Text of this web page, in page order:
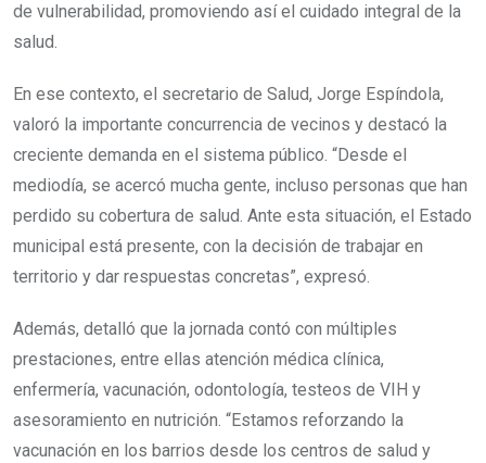
de vulnerabilidad, promoviendo así el cuidado integral de la
salud.
En ese contexto, el secretario de Salud, Jorge Espíndola,
valoró la importante concurrencia de vecinos y destacó la
creciente demanda en el sistema público. “Desde el
mediodía, se acercó mucha gente, incluso personas que han
perdido su cobertura de salud. Ante esta situación, el Estado
municipal está presente, con la decisión de trabajar en
territorio y dar respuestas concretas”, expresó.
Además, detalló que la jornada contó con múltiples
prestaciones, entre ellas atención médica clínica,
enfermería, vacunación, odontología, testeos de VIH y
asesoramiento en nutrición. “Estamos reforzando la
vacunación en los barrios desde los centros de salud y